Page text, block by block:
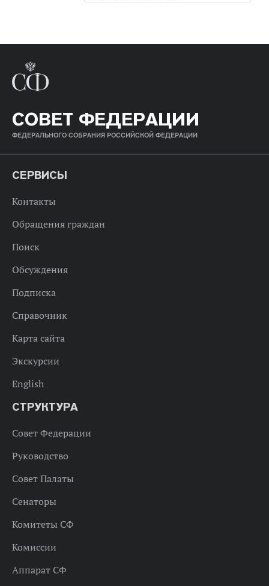
СОВЕТ ФЕДЕРАЦИИ
ФЕДЕРАЛЬНОГО СОБРАНИЯ РОССИЙСКОЙ ФЕДЕРАЦИИ
СЕРВИСЫ
Контакты
Обращения граждан
Поиск
Обсуждения
Подписка
Справочник
Карта сайта
Экскурсии
English
СТРУКТУРА
Совет Федерации
Руководство
Совет Палаты
Сенаторы
Комитеты СФ
Комиссии
Аппарат СФ